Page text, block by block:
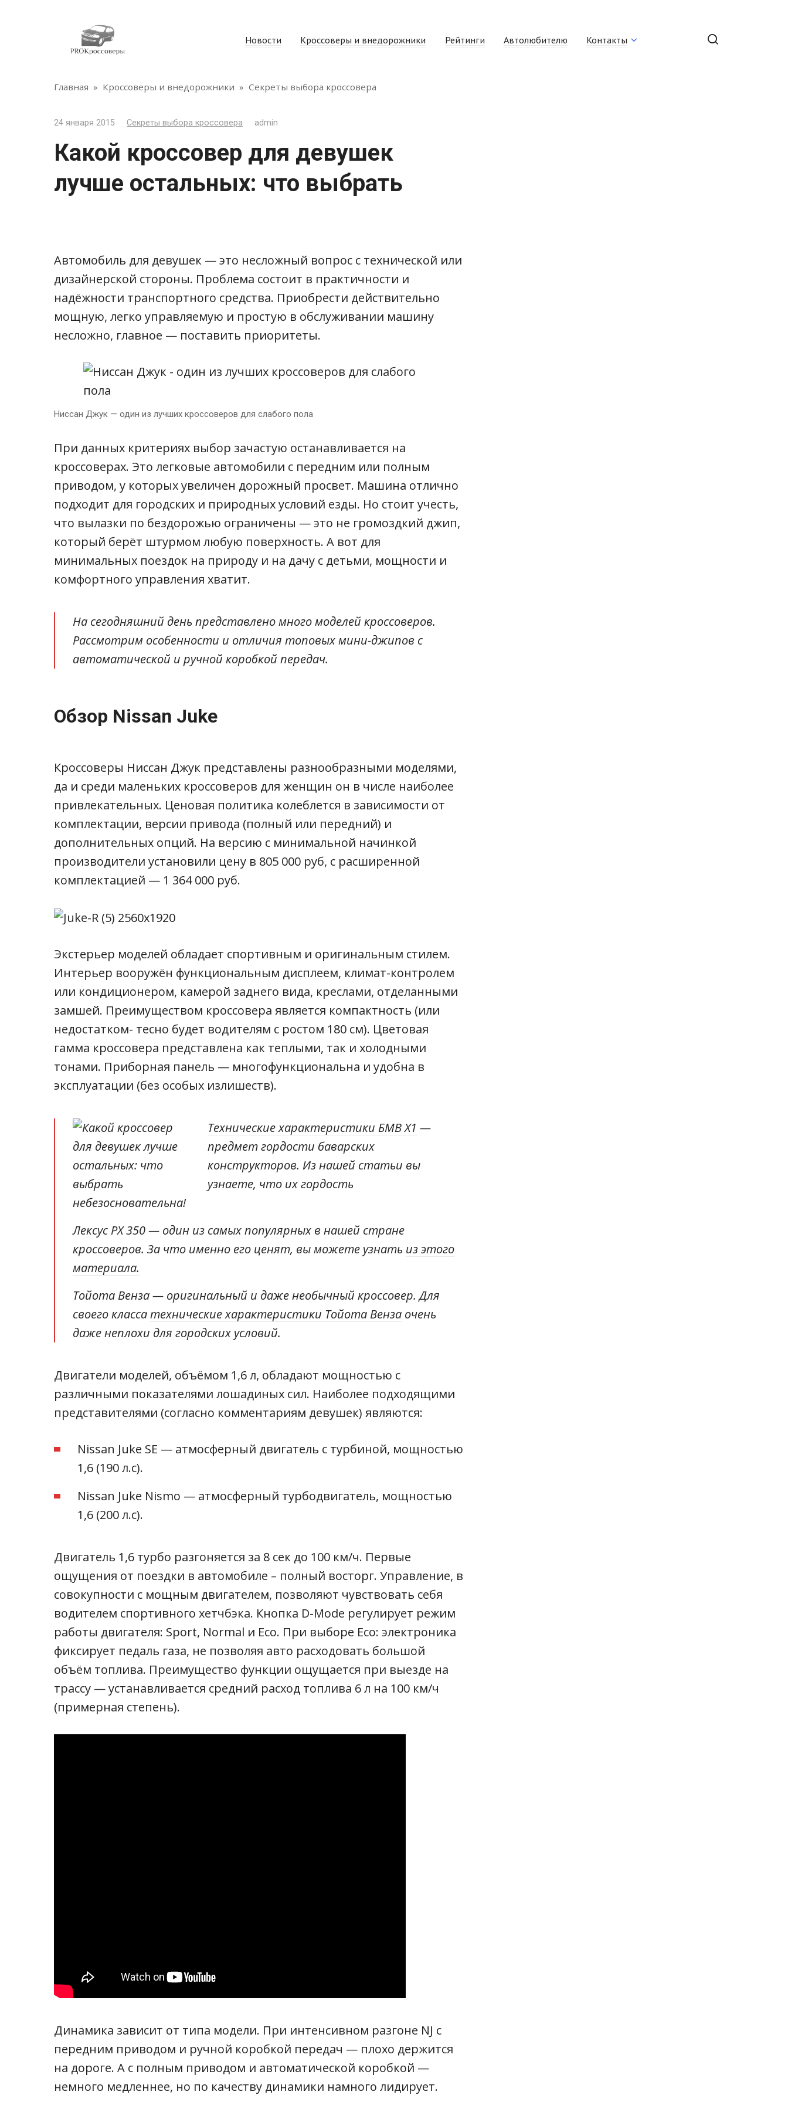
Новости Кроссоверы и внедорожники Рейтинги Автолюбителю Контакты
Главная » Кроссоверы и внедорожники » Секреты выбора кроссовера
24 января 2015 Секреты выбора кроссовера admin
Какой кроссовер для девушек
лучше остальных: что выбрать
Автомобиль для девушек — это несложный вопрос с технической или
дизайнерской стороны. Проблема состоит в практичности и
надёжности транспортного средства. Приобрести действительно
мощную, легко управляемую и простую в обслуживании машину
несложно, главное — поставить приоритеты.
Ниссан Джук — один из лучших кроссоверов для слабого пола
При данных критериях выбор зачастую останавливается на
кроссоверах. Это легковые автомобили с передним или полным
приводом, у которых увеличен дорожный просвет. Машина отлично
подходит для городских и природных условий езды. Но стоит учесть,
что вылазки по бездорожью ограничены — это не громоздкий джип,
который берёт штурмом любую поверхность. А вот для
минимальных поездок на природу и на дачу с детьми, мощности и
комфортного управления хватит.
На сегодняшний день представлено много моделей кроссоверов.
Рассмотрим особенности и отличия топовых мини-джипов с
автоматической и ручной коробкой передач.
Обзор Nissan Juke
Кроссоверы Ниссан Джук представлены разнообразными моделями,
да и среди маленьких кроссоверов для женщин он в числе наиболее
привлекательных. Ценовая политика колеблется в зависимости от
комплектации, версии привода (полный или передний) и
дополнительных опций. На версию с минимальной начинкой
производители установили цену в 805 000 руб, с расширенной
комплектацией — 1 364 000 руб.
Экстерьер моделей обладает спортивным и оригинальным стилем.
Интерьер вооружён функциональным дисплеем, климат-контролем
или кондиционером, камерой заднего вида, креслами, отделанными
замшей. Преимуществом кроссовера является компактность (или
недостатком- тесно будет водителям с ростом 180 см). Цветовая
гамма кроссовера представлена как теплыми, так и холодными
тонами. Приборная панель — многофункциональна и удобна в
эксплуатации (без особых излишеств).
Технические характеристики БМВ Х1 —
предмет гордости баварских
конструкторов. Из нашей статьи вы
узнаете, что их гордость
небезосновательна!
Лексус РХ 350 — один из самых популярных в нашей стране
кроссоверов. За что именно его ценят, вы можете узнать из этого
материала.
Тойота Венза — оригинальный и даже необычный кроссовер. Для
своего классатехнические характеристики Тойота Венза очень
даже неплохи для городских условий.
Двигатели моделей, объёмом 1,6 л, обладают мощностью с
различными показателями лошадиных сил. Наиболее подходящими
представителями (согласно комментариям девушек) являются:
Nissan Juke SE — атмосферный двигатель с турбиной, мощностью
1,6 (190 л.с).
Nissan Juke Nismo — атмосферный турбодвигатель, мощностью
1,6 (200 л.с).
Двигатель 1,6 турбо разгоняется за 8 сек до 100 км/ч. Первые
ощущения от поездки в автомобиле – полный восторг. Управление, в
совокупности с мощным двигателем, позволяют чувствовать себя
водителем спортивного хетчбэка. Кнопка D-Mode регулирует режим
работы двигателя: Sport, Normal и Eco. При выборе Eco: электроника
фиксирует педаль газа, не позволяя авто расходовать большой
объём топлива. Преимущество функции ощущается при выезде на
трассу — устанавливается средний расход топлива 6 л на 100 км/ч
(примерная степень).
Динамика зависит от типа модели. При интенсивном разгоне NJ с
передним приводом и ручной коробкой передач — плохо держится
на дороге. А с полным приводом и автоматической коробкой —
немного медленнее, но по качеству динамики намного лидирует.